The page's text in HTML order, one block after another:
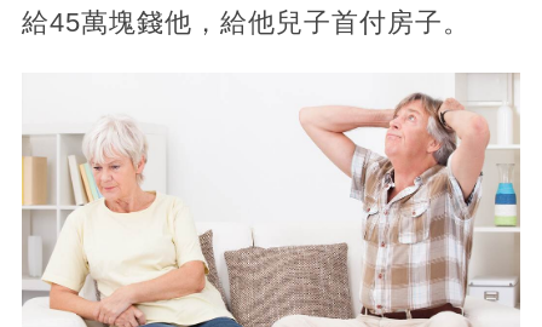
給45萬塊錢他，給他兒子首付房子。